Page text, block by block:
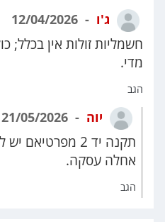
ג'ו
חשמליות זולות אין בכלל;
מדי.
הגב
יוה
תקנה יד 2
אחלה עסקה.
הגב